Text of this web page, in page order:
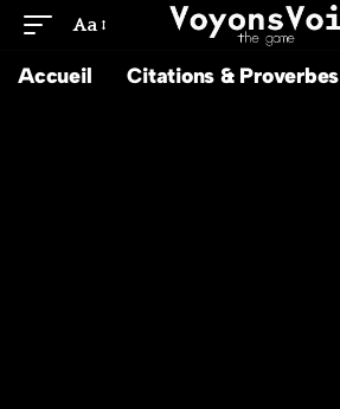
Aa
Accueil Citations & Proverbes